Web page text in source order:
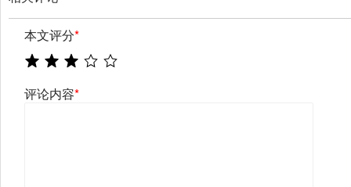
本文评分*
评论内容*